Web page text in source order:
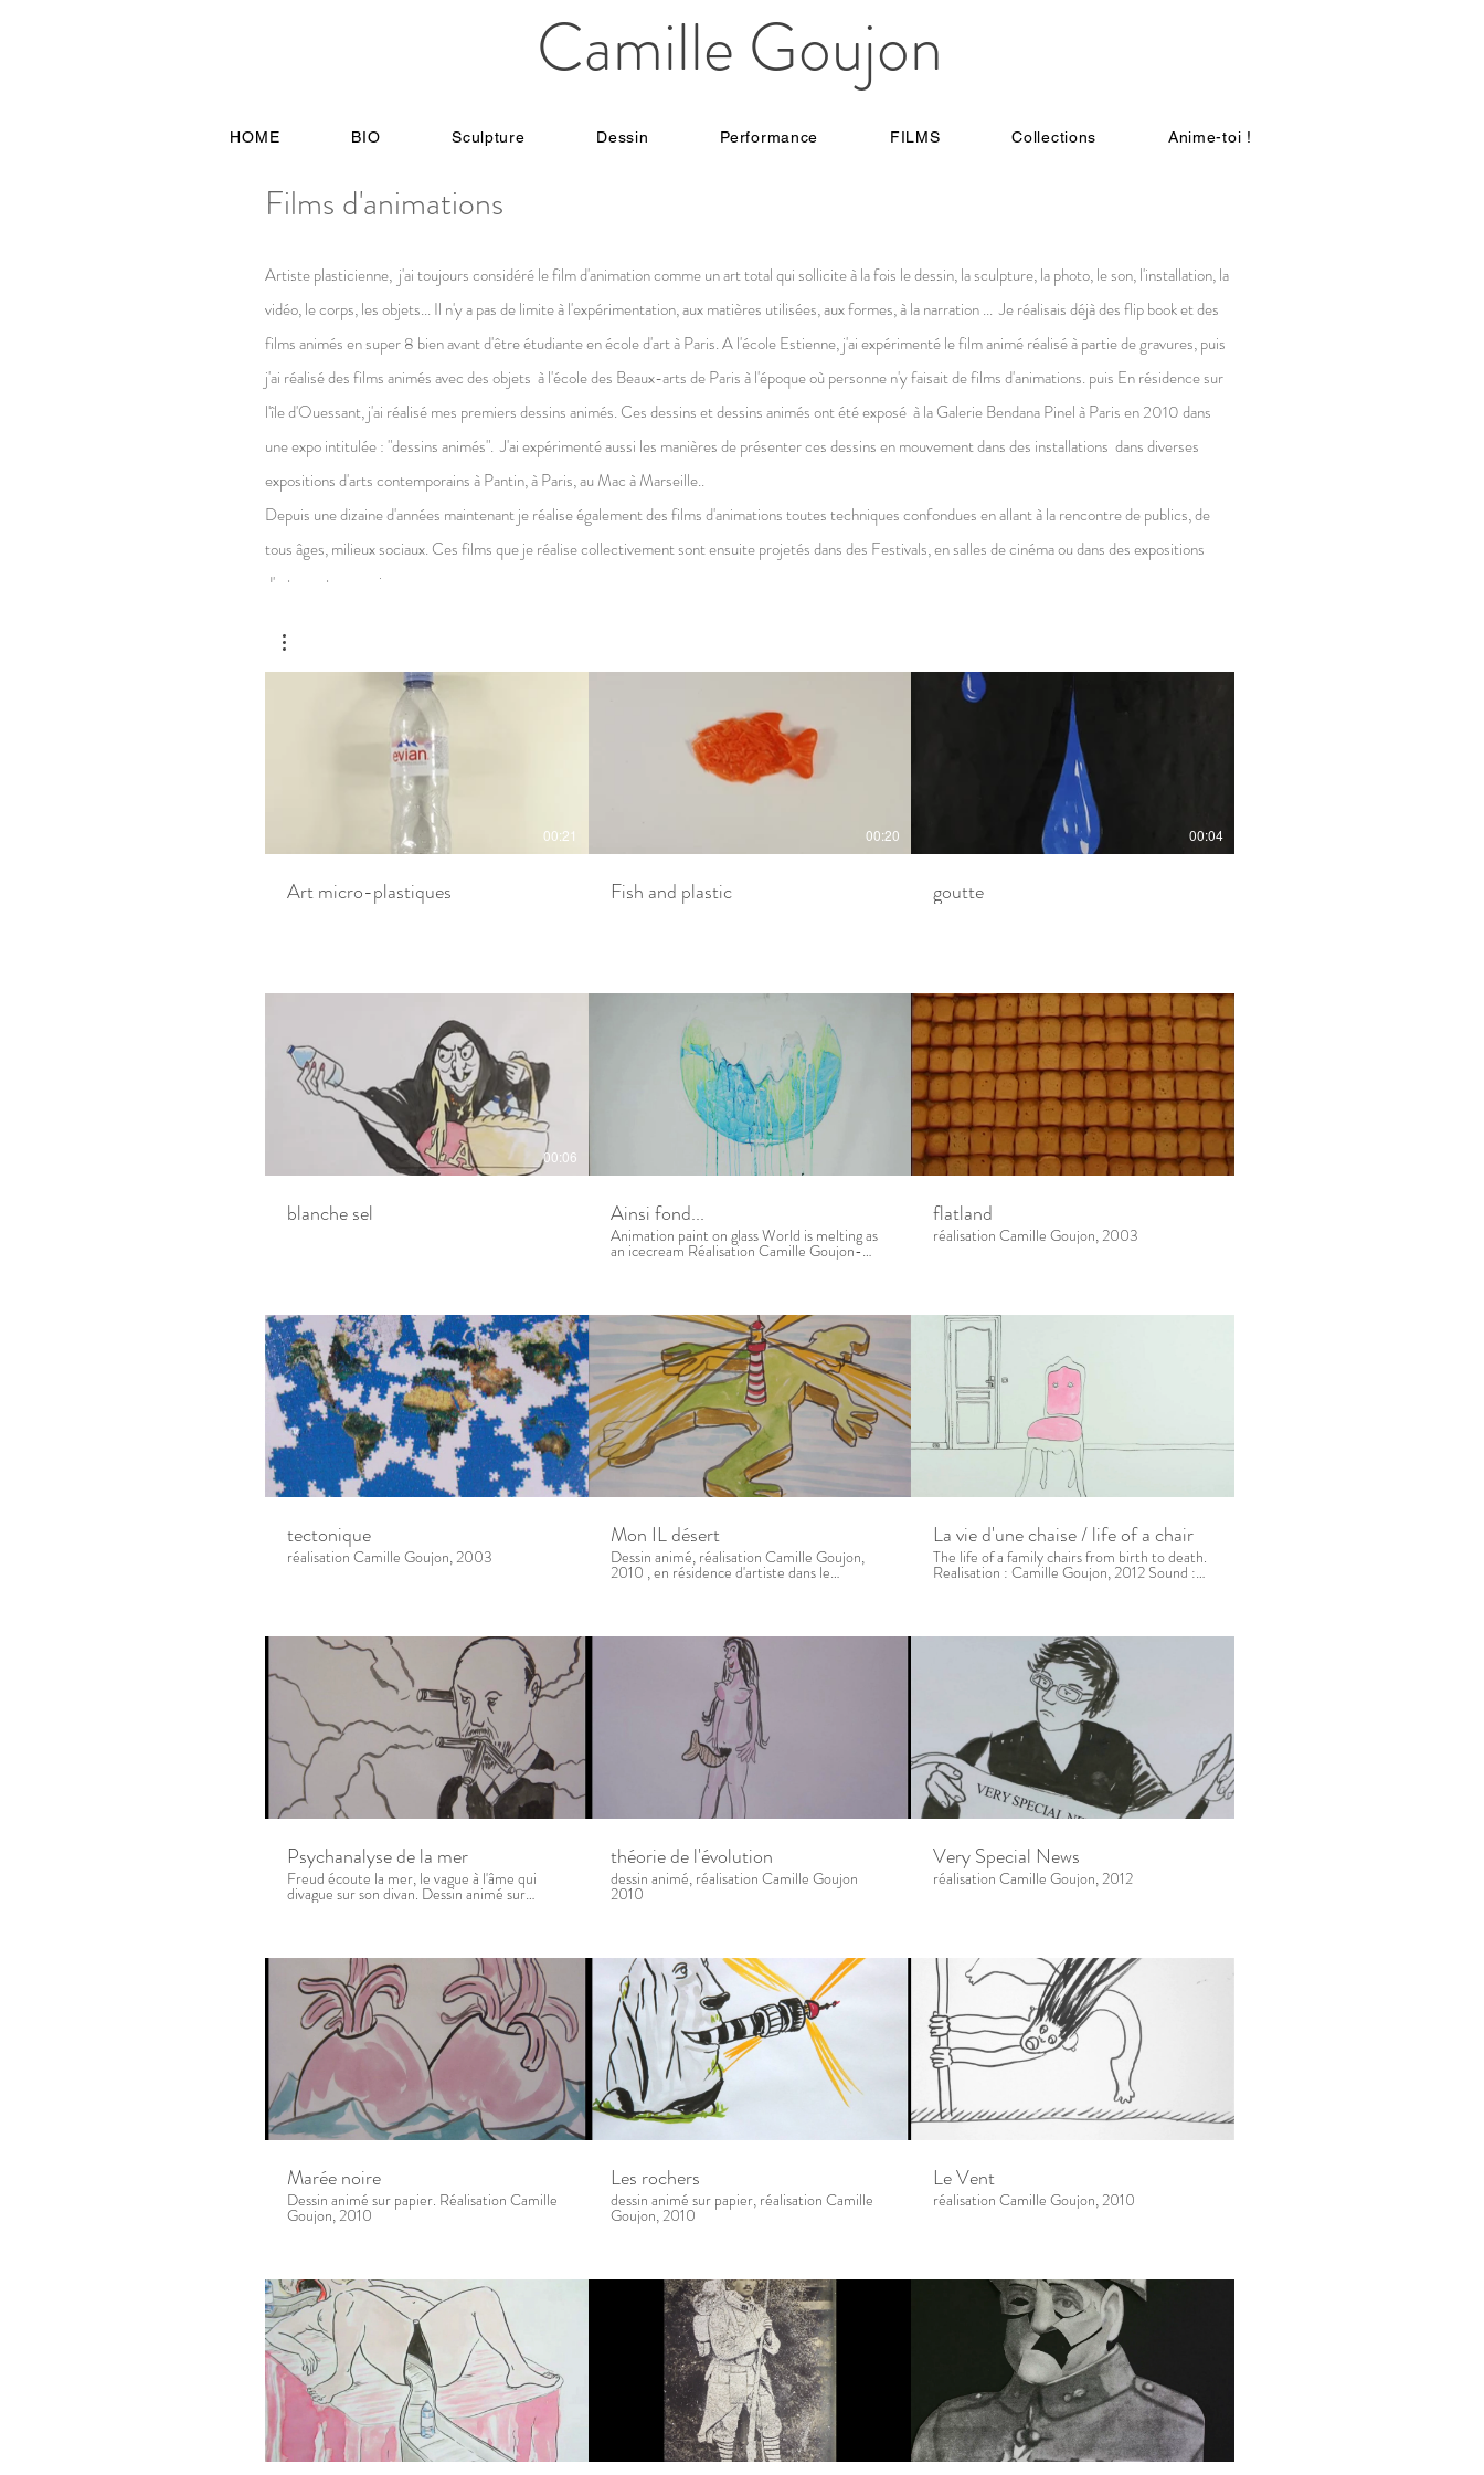
Camille Goujon
HOME BIO Sculpture Dessin Performance FILMS Collections Anime-toi !
Films d'animations
Artiste plasticienne, j'ai toujours considéré le film d'animation comme un art total qui sollicite à la fois le dessin, la sculpture, la photo, le son, l'installation, la
vidéo, le corps, les objets... Il n'y a pas de limite à l'expérimentation, aux matières utilisées, aux formes, à la narration ... Je réalisais déjà des flip book et des
films animés en super 8 bien avant d'être étudiante en école d'art à Paris. A l'école Estienne, j'ai expérimenté le film animé réalisé à partie de gravures, puis
j'ai réalisé des films animés avec des objets à l'école des Beaux-arts de Paris à l'époque où personne n'y faisait de films d'animations. puis En résidence sur
l'île d'Ouessant, j'ai réalisé mes premiers dessins animés. Ces dessins et dessins animés ont été exposé à la Galerie Bendana Pinel à Paris en 2010 dans
une expo intitulée : "dessins animés". J'ai expérimenté aussi les manières de présenter ces dessins en mouvement dans des installations dans diverses
expositions d'arts contemporains à Pantin, à Paris, au Mac à Marseille..
Depuis une dizaine d'années maintenant je réalise également des films d'animations toutes techniques confondues en allant à la rencontre de publics, de
tous âges, milieux sociaux. Ces films que je réalise collectivement sont ensuite projetés dans des Festivals, en salles de cinéma ou dans des expositions
d'arts contemporains.
00:21
Art micro-plastiques
00:20
Fish and plastic
00:04
goutte
00:06
blanche sel Ainsi fond...
Animation paint on glass World is melting as
an icecream Réalisation Camille Goujon-
flatland
réalisation Camille Goujon, 2003
tectonique
réalisation Camille Goujon, 2003
Mon IL désert
Dessin animé, réalisation Camille Goujon,
2010 , en résidence d'artiste dans le
sémaphore de l'île d'Ouessant. Production
La vie d'une chaise / life of a chair
The life of a family chairs from birth to death.
Realisation : Camille Goujon, 2012 Sound :
http://www.freesound.org
Psychanalyse de la mer
Freud écoute la mer, le vague à l'âme qui
divague sur son divan. Dessin animé sur
papier, réalisation Camille Goujon, 2010 En
théorie de l'évolution
dessin animé, réalisation Camille Goujon
2010
Very Special News
réalisation Camille Goujon, 2012
Marée noire
Dessin animé sur papier. Réalisation Camille
Goujon, 2010
Les rochers
dessin animé sur papier, réalisation Camille
Goujon, 2010
Le Vent
réalisation Camille Goujon, 2010